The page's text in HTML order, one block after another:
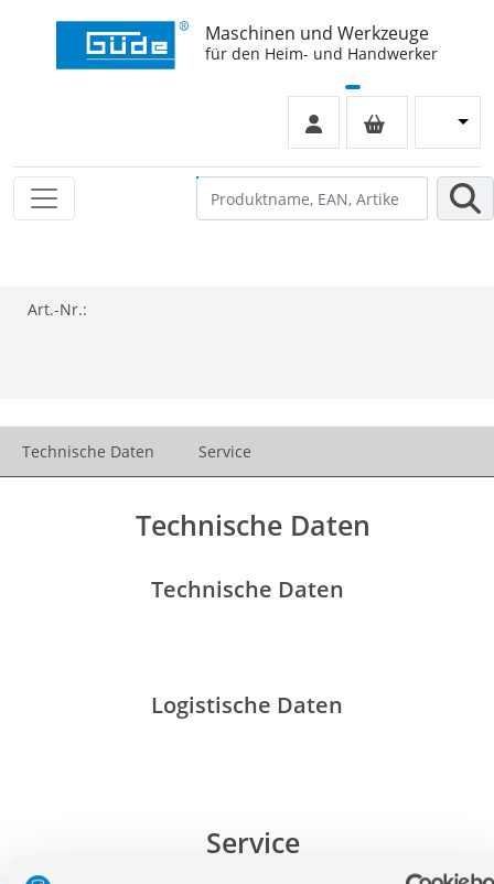
Maschinen und Werkzeuge
für den Heim- und Handwerker
Art.-Nr.:
Technische Daten Service
Technische Daten
Technische Daten
Logistische Daten
Service